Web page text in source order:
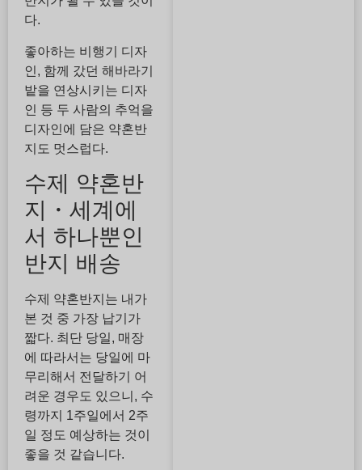
다.
좋아하는 비행기 디자
인, 함께 갔던 해바라기
밭을 연상시키는 디자
인 등 두 사람의 추억을
디자인에 담은 약혼반
지도 멋스럽다.
수제 약혼반
지・세계에
서 하나뿐인
반지 배송
수제 약혼반지는 내가
본 것 중 가장 납기가
짧다. 최단 당일, 매장
에 따라서는 당일에 마
무리해서 전달하기 어
려운 경우도 있으니, 수
령까지 1주일에서 2주
일 정도 예상하는 것이
좋을 것 같습니다.